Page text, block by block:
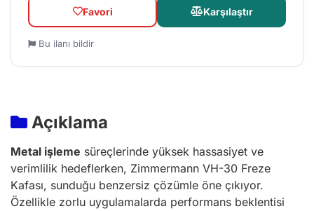
Favori Karşılaştır
Bu ilanı bildir
Açıklama
Metal işleme süreçlerinde yüksek hassasiyet ve
verimlilik hedeflerken, Zimmermann VH-30 Freze
Kafası, sunduğu benzersiz çözümle öne çıkıyor.
Özellikle zorlu uygulamalarda performans beklentisi